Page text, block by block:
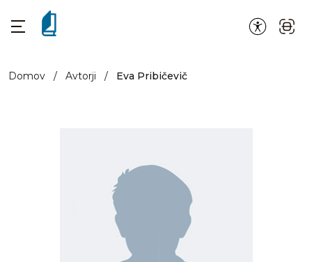
Domov / Avtorji / Eva Pribičevič